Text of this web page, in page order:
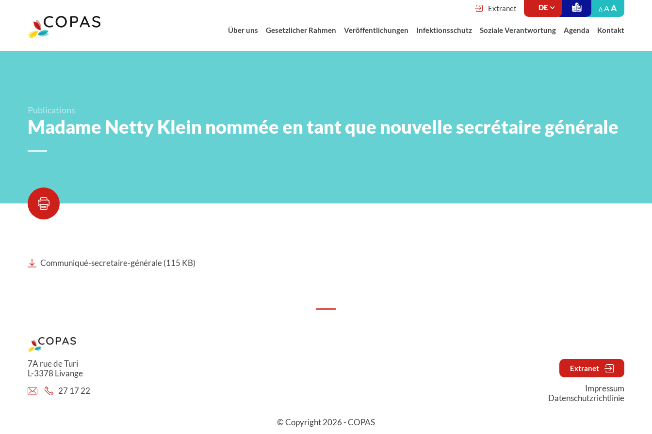
Extranet A AA
Über uns Gesetzlicher Rahmen Veröffentlichungen Infektionsschutz Soziale Verantwortung Agenda Kontakt
Publications
Madame Netty Klein nommée en tant que nouvelle secrétaire générale
Communiqué-secretaire-générale (115 KB)
7A rue de Turi
L-3378 Livange
27 17 22
Extranet
Impressum
Datenschutzrichtlinie
© Copyright 2026 - COPAS